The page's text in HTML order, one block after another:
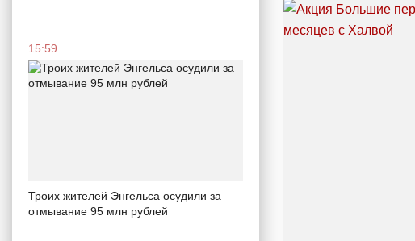
15:59
Троих жителей Энгельса осудили за
отмывание 95 млн рублей